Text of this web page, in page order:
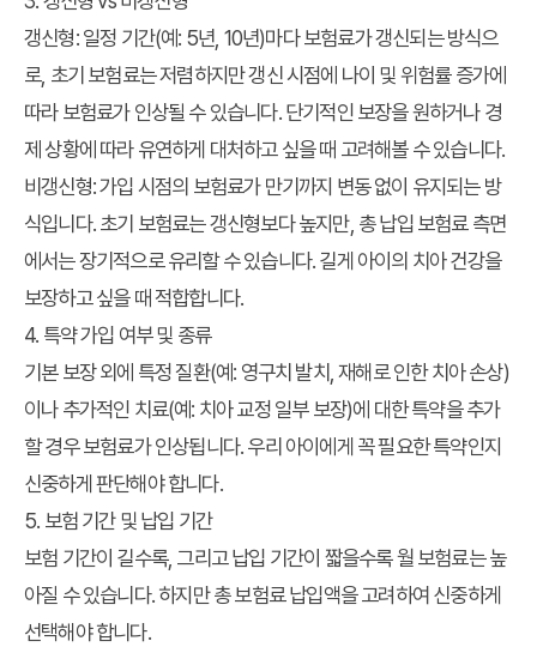
갱신형: 일정 기간(예: 5년, 10년)마다 보험료가 갱신되는 방식으
로, 초기 보험료는 저렴하지만 갱신 시점에 나이 및 위험률 증가에
따라 보험료가 인상될 수 있습니다. 단기적인 보장을 원하거나 경
제 상황에 따라 유연하게 대처하고 싶을 때 고려해볼 수 있습니다.
비갱신형: 가입 시점의 보험료가 만기까지 변동 없이 유지되는 방
식입니다. 초기 보험료는 갱신형보다 높지만, 총 납입 보험료 측면
에서는 장기적으로 유리할 수 있습니다. 길게 아이의 치아 건강을
보장하고 싶을 때 적합합니다.
4. 특약 가입 여부 및 종류
기본 보장 외에 특정 질환(예: 영구치 발치, 재해로 인한 치아 손상)
이나 추가적인 치료(예: 치아 교정 일부 보장)에 대한 특약을 추가
할 경우 보험료가 인상됩니다. 우리 아이에게 꼭 필요한 특약인지
신중하게 판단해야 합니다.
5. 보험 기간 및 납입 기간
보험 기간이 길수록, 그리고 납입 기간이 짧을수록 월 보험료는 높
아질 수 있습니다. 하지만 총 보험료 납입액을 고려하여 신중하게
선택해야 합니다.